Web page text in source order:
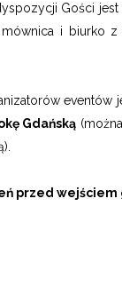
Gości jest
i biurko
eventów
Gdańską
przed wejściem